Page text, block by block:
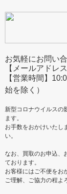
お気軽にお問い
【メールアドレ
【営業時間】
始を除く）
新型コロナウイルスの
ます。
お手数をおかけいたし
い。
なお、買取のお申込、
ております。
お客様にはご不便をお
ご理解、ご協力の程よ